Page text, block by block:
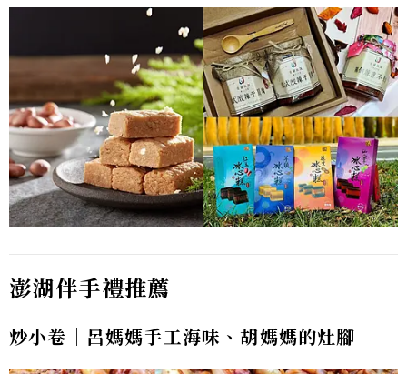
澎湖伴手禮推薦
炒小卷｜呂媽媽手工海味、胡媽媽的灶腳